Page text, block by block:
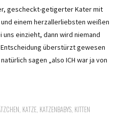
gescheckt-getigerter Kater mit
einem herzallerliebsten weißen
einzieht, dann wird niemand
überstürzt gewesen
sagen „also ICH war ja von
, KATZE, KATZENBABYS, KITTEN